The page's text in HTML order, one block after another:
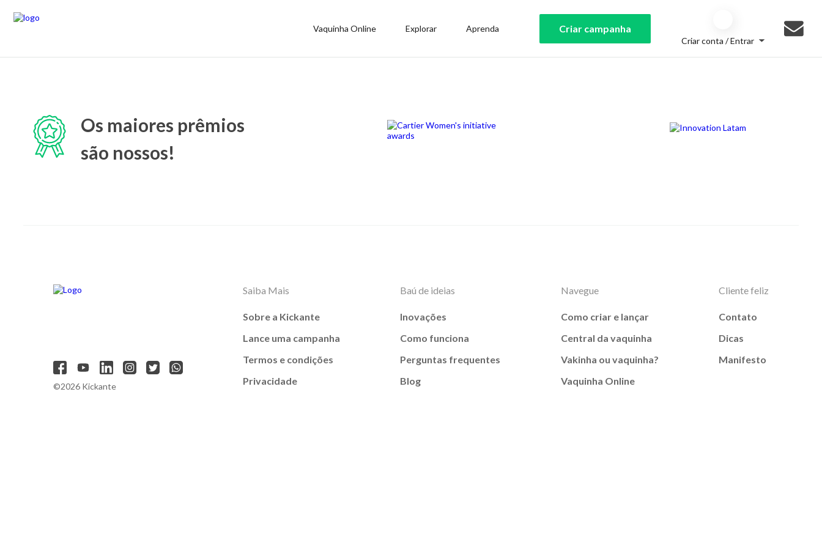
Vaquinha Online Explorar Aprenda Criar campanha
Criar conta / Entrar
Os maiores prêmios
são nossos!
©2026 Kickante
Saiba Mais
Sobre a Kickante
Lance uma campanha
Termos e condições
Privacidade
Baú de ideias
Inovações
Como funciona
Perguntas frequentes
Blog
Navegue
Como criar e lançar
Central da vaquinha
Vakinha ou vaquinha?
Vaquinha Online
Cliente feliz
Contato
Dicas
Manifesto